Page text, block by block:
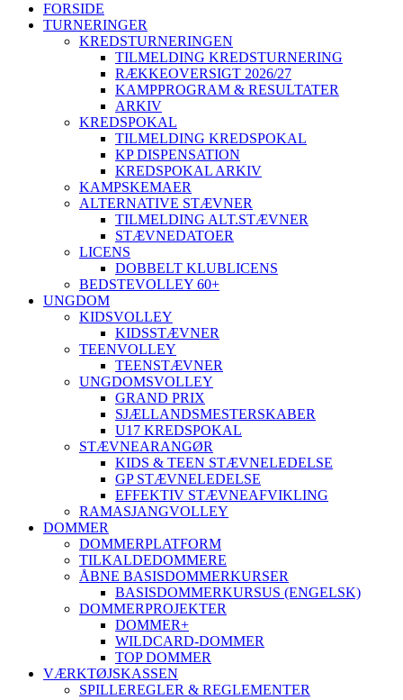
FORSIDE
TURNERINGER
KREDSTURNERINGEN
TILMELDING KREDSTURNERING
RÆKKEOVERSIGT 2026/27
KAMPPROGRAM & RESULTATER
ARKIV
KREDSPOKAL
TILMELDING KREDSPOKAL
KP DISPENSATION
KREDSPOKAL ARKIV
KAMPSKEMAER
ALTERNATIVE STÆVNER
TILMELDING ALT.STÆVNER
STÆVNEDATOER
LICENS
DOBBELT KLUBLICENS
BEDSTEVOLLEY 60+
UNGDOM
KIDSVOLLEY
KIDSSTÆVNER
TEENVOLLEY
TEENSTÆVNER
UNGDOMSVOLLEY
GRAND PRIX
SJÆLLANDSMESTERSKABER
U17 KREDSPOKAL
STÆVNEARANGØR
KIDS & TEEN STÆVNELEDELSE
GP STÆVNELEDELSE
EFFEKTIV STÆVNEAFVIKLING
RAMASJANGVOLLEY
DOMMER
DOMMERPLATFORM
TILKALDEDOMMERE
ÅBNE BASISDOMMERKURSER
BASISDOMMERKURSUS (ENGELSK)
DOMMERPROJEKTER
DOMMER+
WILDCARD-DOMMER
TOP DOMMER
VÆRKTØJSKASSEN
SPILLEREGLER & REGLEMENTER